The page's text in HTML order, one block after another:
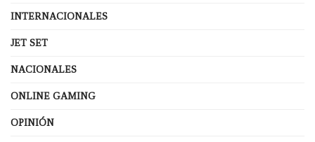
INTERNACIONALES
JET SET
NACIONALES
ONLINE GAMING
OPINIÓN